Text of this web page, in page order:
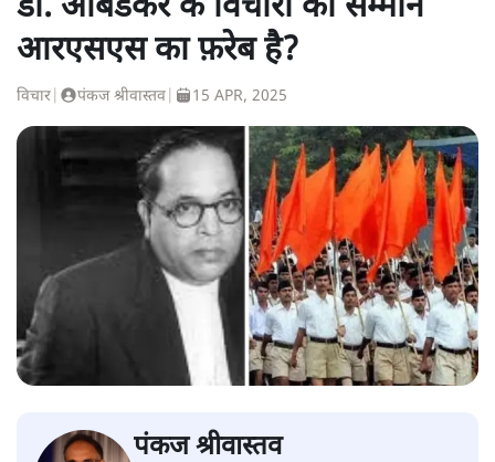
आरएसएस का फ़रेब है?
विचार पंकज श्रीवास्तव 15 APR, 2025
पंकज श्रीवास्तव